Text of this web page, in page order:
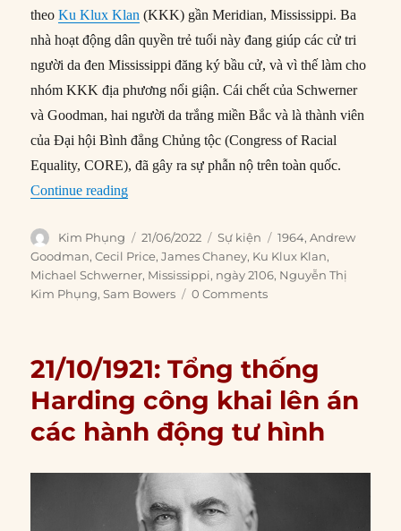
theoKu Klux Klan (KKK) gần Meridian, Mississippi. Ba
nhà hoạt động dân quyền trẻ tuổi này đang giúp các cử tri
người da đen Mississippi đăng ký bầu cử, và vì thế làm cho
nhóm KKK địa phương nổi giận. Cái chết của Schwerner
và Goodman, hai người da trắng miền Bắc và là thành viên
của Đại hội Bình đẳng Chủng tộc (Congress of Racial
Equality, CORE), đã gây ra sự phẫn nộ trên toàn quốc.
Continue reading“21/06/1964: KKK giết ba nhà hoạt động dân
Author
Kim Phụng
Posted
on
21/06/2022 Categories
Sự kiện Tags
1964,Andrew
Goodman,Cecil Price,James Chaney, Ku Klux Klan,
Michael Schwerner, Mississippi, ngày 2106, Nguyễn Thị
Kim Phụng,Sam Bowers 0 Comments
21/10/1921: Tổng thống
Harding công khai lên án
các hành động tư hình